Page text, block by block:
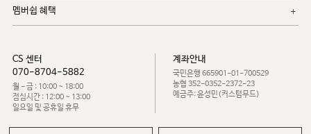
멤버쉽 혜택
CS 센터
070-8704-5882
월 - 금 : 10:00 ~ 18:00
점심시간 : 12:00 ~ 13:00
일요일 및 공휴일 휴무
계좌안내
국민은행 665901-01-700529
농협 352-0352-2372-23
예금주: 윤성민(커스텀무드)